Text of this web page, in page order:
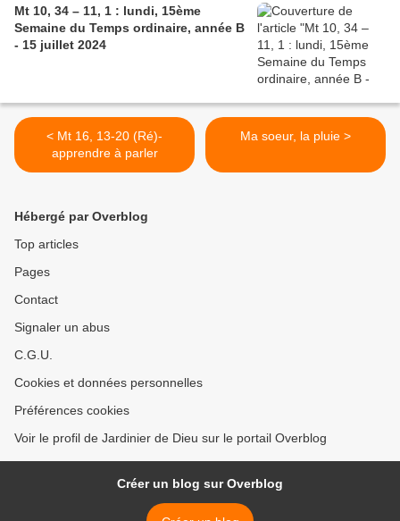
Mt 10, 34 – 11, 1 : lundi, 15ème
Semaine du Temps ordinaire, année B
- 15 juillet 2024
< Mt 16, 13-20 (Ré)-
apprendre à parler
Ma soeur, la pluie >
Hébergé par Overblog
Top articles
Pages
Contact
Signaler un abus
C.G.U.
Cookies et données personnelles
Préférences cookies
Voir le profil de Jardinier de Dieu sur le portail Overblog
Créer un blog sur Overblog